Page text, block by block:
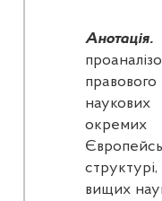
Анотація.
вищих